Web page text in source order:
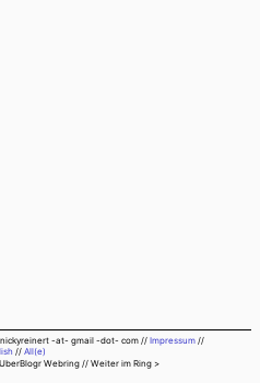
-at- gmail -dot- com// Impressum //
// All(e)
UberBlogr Webring // Weiter im Ring >